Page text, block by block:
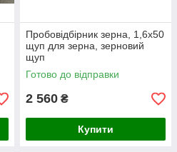
Пробовідбірник зерна, 1,6х50
щуп для зерна, зерновий
щуп
Готово до відправки
2 560 ₴
Купити